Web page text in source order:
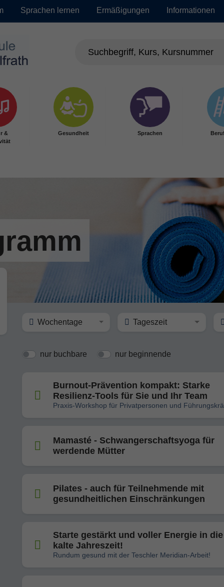
Sprachen lernen Ermäßigungen Informationen
&
Gesundheit Sprachen
Wochentage Tageszeit
nur buchbare nur beginnende
Burnout-Prävention kompakt: Starke
Resilienz-Tools für Sie und Ihr Team
Praxis-Workshop für Privatpersonen und
Mamasté - Schwangerschaftsyoga für
werdende Mütter
Pilates - auch für Teilnehmende mit
gesundheitlichen Einschränkungen
Starte gestärkt und voller Energie in die
kalte Jahreszeit!
Rundum gesund mit der Teschler Meridian-Arbeit!